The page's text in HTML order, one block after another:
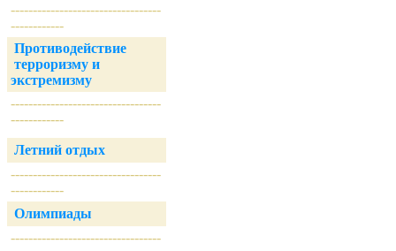
----------------------------------
------------
Противодействие
терроризму и
экстремизму
----------------------------------
------------
Летний отдых
----------------------------------
------------
Олимпиады
----------------------------------